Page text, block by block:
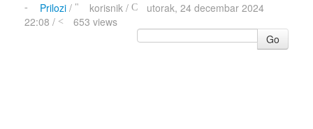
Prilozi/ korisnik /
utorak, 24 decembar 2024
22:08 /
653 views
Go